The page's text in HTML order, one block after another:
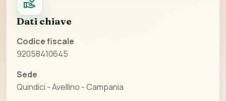
Dati chiave
Codice fiscale
92058410645
Sede
Quindici - Avellino - Campania